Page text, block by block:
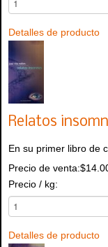
Detalles de producto
Relatos
En su primer libro de
Precio de venta:
Precio / kg:
Detalles de producto